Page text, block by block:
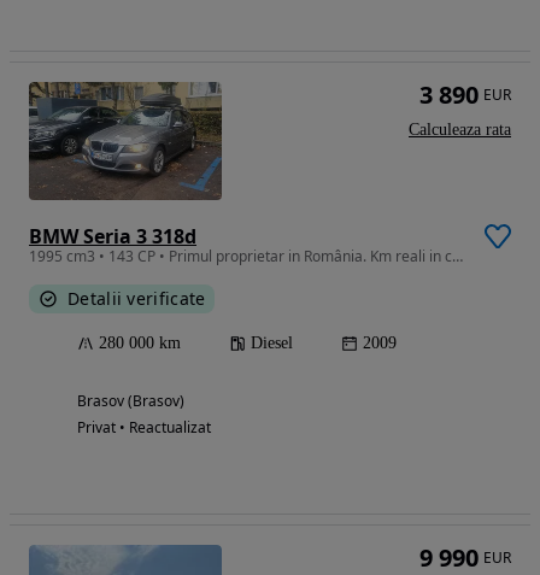
BMW Seria 3 318d
1995 cm3 • 143 CP • Primul proprietar in România. Km reali in creștere.
Detalii verificate
280 000 km Diesel 2009
Brasov (Brasov)
Privat • Reactualizat
3 890 EUR
Calculeaza rata
9 990 EUR